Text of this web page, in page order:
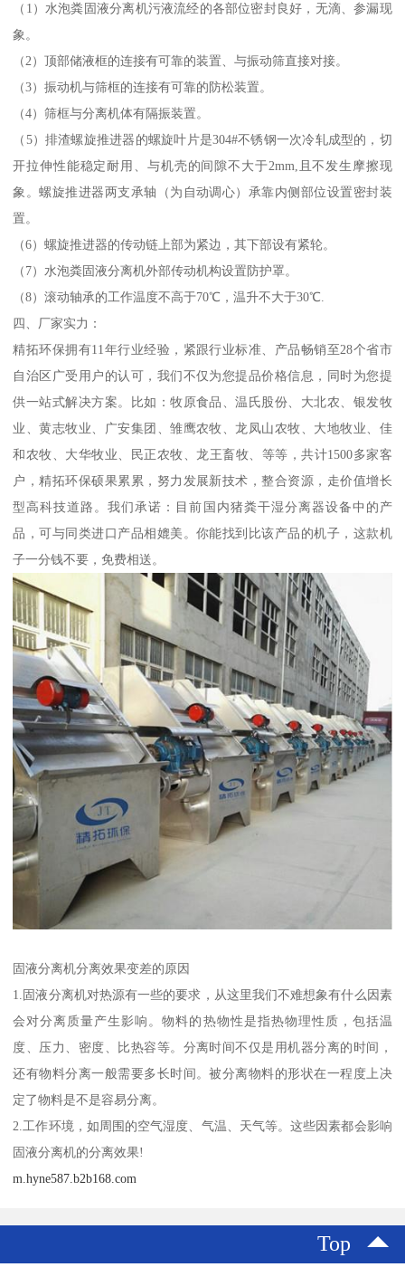
（1）水泡粪固液分离机污液流经的各部位密封良好，无滴、参漏现
象。
（2）顶部储液框的连接有可靠的装置、与振动筛直接对接。
（3）振动机与筛框的连接有可靠的防松装置。
（4）筛框与分离机体有隔振装置。
（5）排渣螺旋推进器的螺旋叶片是304#不锈钢一次冷轧成型的，切
开拉伸性能稳定耐用、与机壳的间隙不大于2mm,且不发生摩擦现
象。螺旋推进器两支承轴（为自动调心）承靠内侧部位设置密封装
置。
（6）螺旋推进器的传动链上部为紧边，其下部设有紧轮。
（7）水泡粪固液分离机外部传动机构设置防护罩。
（8）滚动轴承的工作温度不高于70℃，温升不大于30℃.
四、厂家实力：
精拓环保拥有11年行业经验，紧跟行业标准、产品畅销至28个省市
自治区广受用户的认可，我们不仅为您提品价格信息，同时为您提
供一站式解决方案。比如：牧原食品、温氏股份、大北农、银发牧
业、黄志牧业、广安集团、雏鹰农牧、龙凤山农牧、大地牧业、佳
和农牧、大华牧业、民正农牧、龙王畜牧、等等，共计1500多家客
户，精拓环保硕果累累，努力发展新技术，整合资源，走价值增长
型高科技道路。我们承诺：目前国内猪粪干湿分离器设备中的产
品，可与同类进口产品相媲美。你能找到比该产品的机子，这款机
子一分钱不要，免费相送。
固液分离机分离效果变差的原因
1.固液分离机对热源有一些的要求，从这里我们不难想象有什么因素
会对分离质量产生影响。物料的热物性是指热物理性质，包括温
度、压力、密度、比热容等。分离时间不仅是用机器分离的时间，
还有物料分离一般需要多长时间。被分离物料的形状在一程度上决
定了物料是不是容易分离。
2.工作环境，如周围的空气湿度、气温、天气等。这些因素都会影响
固液分离机的分离效果!
m.hyne587.b2b168.com
Top